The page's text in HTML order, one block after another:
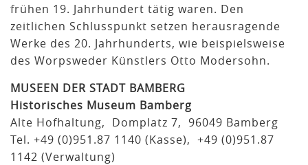
frühen 19. Jahrhundert tätig waren. Den
zeitlichen Schlusspunkt setzen herausragende
Werke des 20. Jahrhunderts, wie beispielsweise
des Worpsweder Künstlers Otto Modersohn.
MUSEEN DER STADT BAMBERG
Historisches Museum Bamberg
Alte Hofhaltung, Domplatz 7, 96049 Bamberg
Tel. +49 (0)951.87 1140 (Kasse), +49 (0)951.87
1142 (Verwaltung)